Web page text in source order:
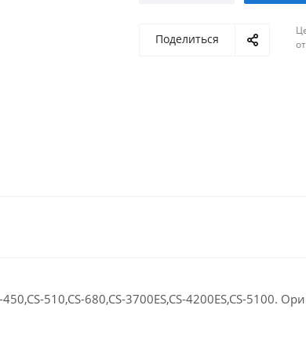
Поделиться
510,CS-680,CS-3700ES,CS-4200ES,CS-5100.